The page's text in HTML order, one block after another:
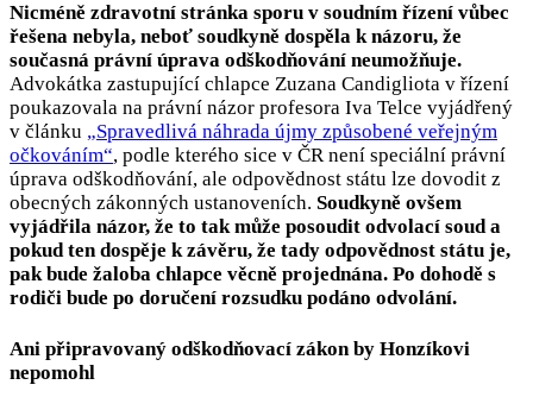
Nicméně zdravotní stránka sporu v soudním řízení vůbec
řešena nebyla, neboť soudkyně dospěla k názoru, že
současná právní úprava odškodňování neumožňuje.
Advokátka zastupující chlapce Zuzana Candigliota v řízení
poukazovala na právní názor profesora Iva Telce vyjádřený
v článku „Spravedlivá náhrada újmy způsobené veřejným
očkováním“, podle kterého sice v ČR není speciální právní
úprava odškodňování, ale odpovědnost státu lze dovodit z
obecných zákonných ustanoveních. Soudkyně ovšem
vyjádřila názor, že to tak může posoudit odvolací soud a
pokud ten dospěje k závěru, že tady odpovědnost státu je,
pak bude žaloba chlapce věcně projednána. Po dohodě s
rodiči bude po doručení rozsudku podáno odvolání.
Ani připravovaný odškodňovací zákon by Honzíkovi
nepomohl